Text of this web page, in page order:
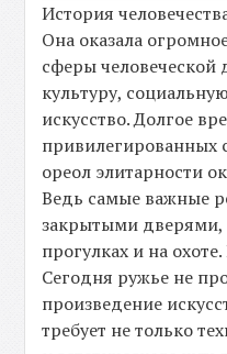
История
Она оказала
сферы человеческой
культуру,
искусство. Долгое
привилегированных
ореол элитарности
Ведь самые важные
закрытыми дверями,
прогулках и на
Сегодня ружье не
произведение
требует не только